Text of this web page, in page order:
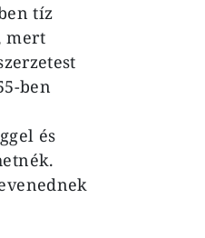
tíz
mert
ben
és